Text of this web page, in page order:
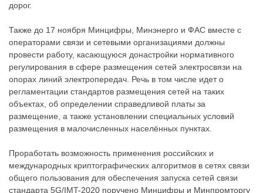
дорог.
Также до 17 ноября Минцифры, Минэнерго и ФАС вместе с
операторами связи и сетевыми организациями должны
провести работу, касающуюся донастройки нормативного
регулирования в сфере размещения сетей электросвязи на
опорах линий электропередач. Речь в том числе идет о
регламентации стандартов размещения сетей на таких
объектах, об определении справедливой платы за
размещение, а также установлении специальных условий
размещения в малочисленных населённых пунктах.
Проработать возможность применения российских и
международных криптографических алгоритмов в сетях связи
общего пользования для обеспечения запуска сетей связи
стандарта 5G/IMT-2020 поручено Минцифры и Минпромторгу